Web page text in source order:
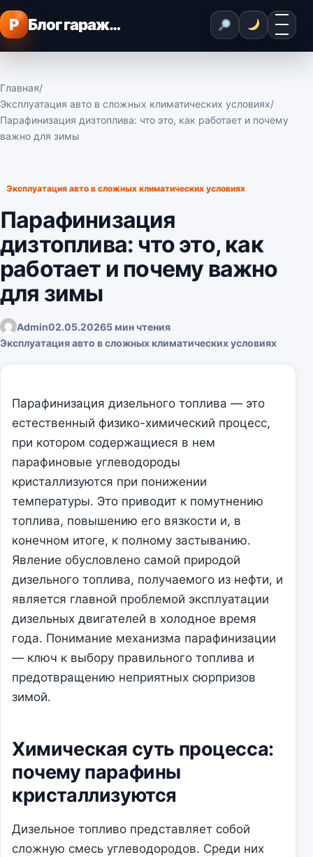
Перейти к содержимому
P Блог гаражного мастера Меню
Главная/
Эксплуатация авто в сложных климатических условиях/
Парафинизация дизтоплива: что это, как работает и почему
важно для зимы
Эксплуатация авто в сложных климатических условиях
Парафинизация
дизтоплива: что это, как
работает и почему важно
для зимы
Admin02.05.20265 мин чтения
Эксплуатация авто в сложных климатических условиях
Парафинизация дизельного топлива — это
естественный физико-химический процесс,
при котором содержащиеся в нем
парафиновые углеводороды
кристаллизуются при понижении
температуры. Это приводит к помутнению
топлива, повышению его вязкости и, в
конечном итоге, к полному застыванию.
Явление обусловлено самой природой
дизельного топлива, получаемого из нефти, и
является главной проблемой эксплуатации
дизельных двигателей в холодное время
года. Понимание механизма парафинизации
— ключ к выбору правильного топлива и
предотвращению неприятных сюрпризов
зимой.
Химическая суть процесса:
почему парафины
кристаллизуются
Дизельное топливо представляет собой
сложную смесь углеводородов. Среди них